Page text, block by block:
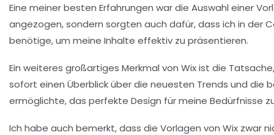
Eine meiner besten Erfahrungen war die Auswahl einer
angezogen, sondern sorgten auch dafür, dass ich in der
benötige, um meine Inhalte effektiv zu präsentieren.
Ein weiteres großartiges Merkmal von Wixist die
sofort einen Überblick über die neuesten Trends und
ermöglichte, das perfekte Design für meine Bedürfnisse
Ich habe auch bemerkt, dass die Vorlagen von Wix zwar